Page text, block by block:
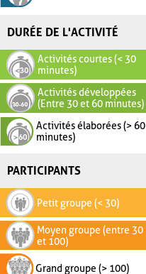
DURÉE DE L'ACTIVITÉ
Activités courtes (< 30
minutes)
Activités développées
(Entre 30 et 60 minutes)
Activités élaborées (> 60
minutes)
PARTICIPANTS
Petit groupe (< 30)
Moyen groupe (entre 30
et 100)
Grand groupe (> 100)